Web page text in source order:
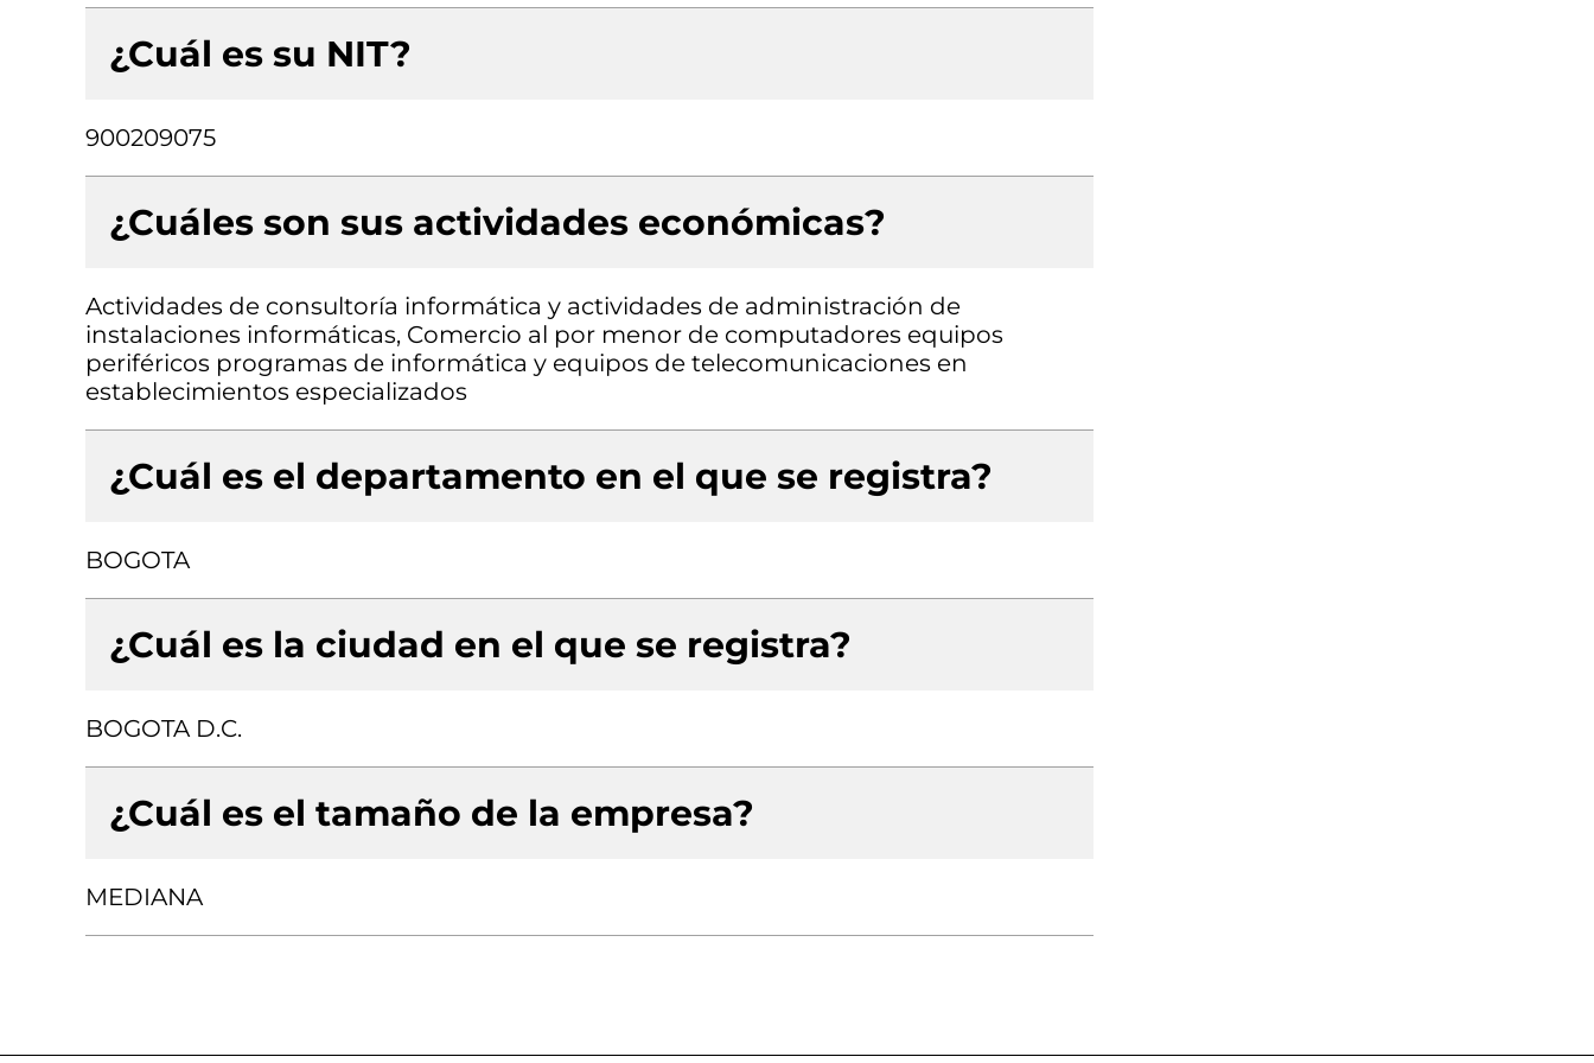
¿Cuál es su NIT?
900209075
¿Cuáles son sus actividades económicas?
Actividades de consultoría informática y actividades de administración de
instalaciones informáticas, Comercio al por menor de computadores equipos
periféricos programas de informática y equipos de telecomunicaciones en
establecimientos especializados
¿Cuál es el departamento en el que se registra?
BOGOTA
¿Cuál es la ciudad en el que se registra?
BOGOTA D.C.
¿Cuál es el tamaño de la empresa?
MEDIANA